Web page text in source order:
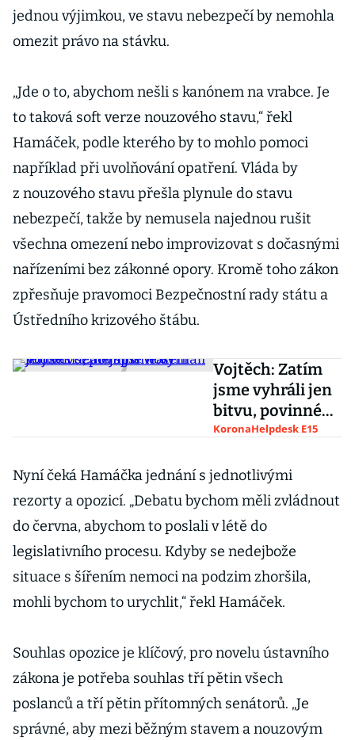
jednou výjimkou, ve stavu nebezpečí by nemohla
omezit právo na stávku.
„Jde o to, abychom nešli s kanónem na vrabce. Je
to taková soft verze nouzového stavu,“ řekl
Hamáček, podle kterého by to mohlo pomoci
například při uvolňování opatření. Vláda by
z nouzového stavu přešla plynule do stavu
nebezpečí, takže by nemusela najednou rušit
všechna omezení nebo improvizovat s dočasnými
nařízeními bez zákonné opory. Kromě toho zákon
zpřesňuje pravomoci Bezpečnostní rady státu a
Ústředního krizového štábu.
Vojtěch: Zatím
jsme vyhráli jen
bitvu, povinné
nošení roušek se
KoronaHelpdesk E15
Nyní čeká Hamáčka jednání s jednotlivými
rezorty a opozicí. „Debatu bychom měli zvládnout
do června, abychom to poslali v létě do
legislativního procesu. Kdyby se nedejbože
situace s šířením nemoci na podzim zhoršila,
mohli bychom to urychlit,“ řekl Hamáček.
Souhlas opozice je klíčový, pro novelu ústavního
zákona je potřeba souhlas tří pětin všech
poslanců a tří pětin přítomných senátorů. „Je
správné, aby mezi běžným stavem a nouzovým